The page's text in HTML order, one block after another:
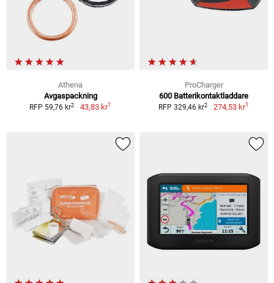
Athena
Avgaspackning
RFP 59,76 kr2 43,83 kr1
ProCharger
600 Batterikontaktladdare
RFP 329,46 kr2 274,53 kr1